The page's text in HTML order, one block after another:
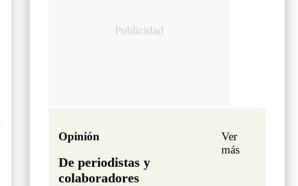
Opinión
De periodistas y
colaboradores
Ver
más